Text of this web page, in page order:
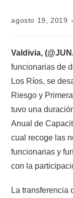
agosto 19, 2019
Valdivia,
funcionarias de
Los Ríos, se
Riesgo y
tuvo una
Anual de
cual recoge las
funcionarias y
con la
La transferencia